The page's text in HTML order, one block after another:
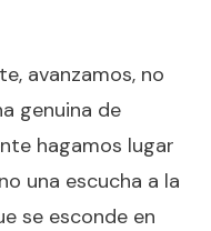
avanzamos, no
genuina de
hagamos lugar
una escucha a la
se esconde en